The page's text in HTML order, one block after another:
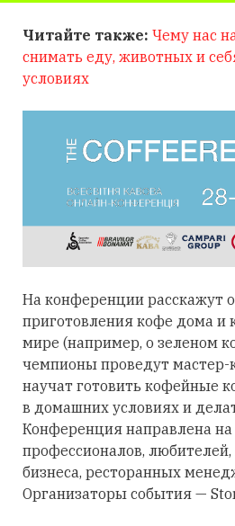
Читайте также: Чему нас
снимать еду, животных и
условиях
На конференции расскажут
приготовления кофе дома и
мире (например, о зеленом
чемпионы проведут мастер-
научат готовить кофейные
в домашних условиях и
Конференция направлена
профессионалов,
бизнеса, ресторанных
Организаторы события —